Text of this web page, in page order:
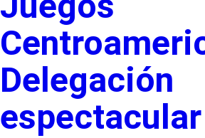
Delegación
espectacular